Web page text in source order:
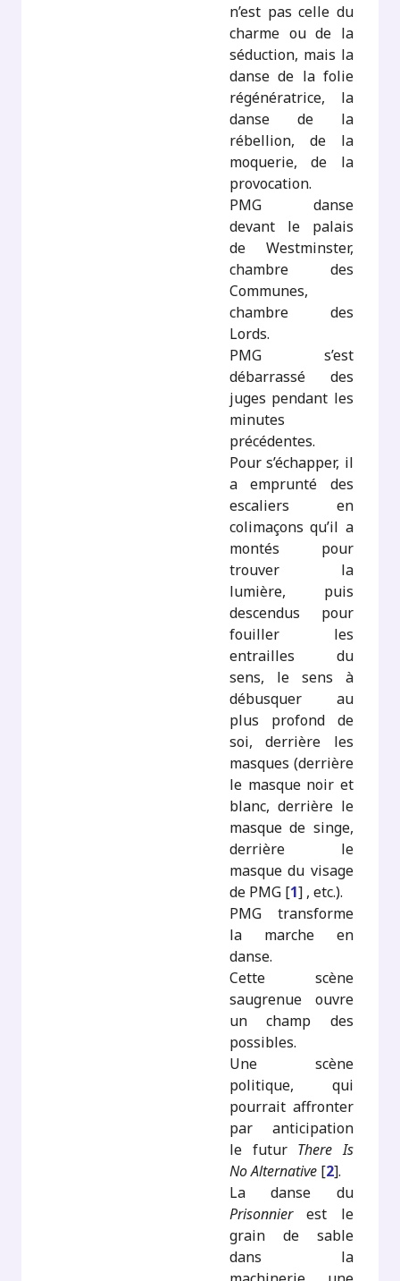
n’est pas celle du
charme ou de la
séduction, mais la
danse de la folie
régénératrice, la
danse de la
rébellion, de la
moquerie, de la
provocation.
PMG danse
devant le palais
de Westminster,
chambre des
Communes,
chambre des
Lords.
PMG s’est
débarrassé des
juges pendant les
minutes
précédentes.
Pour s’échapper, il
a emprunté des
escaliers en
colimaçons qu’il a
montés pour
trouver la
lumière, puis
descendus pour
fouiller les
entrailles du
sens, le sens à
débusquer au
plus profond de
soi, derrière les
masques (derrière
le masque noir et
blanc, derrière le
masque de singe,
derrière le
masque du visage
de PMG [1] , etc.).
PMG transforme
la marche en
danse.
Cette scène
saugrenue ouvre
un champ des
possibles.
Une scène
politique, qui
pourrait affronter
par anticipation
le futur There Is
No Alternative [2].
La danse du
Prisonnierest le
grain de sable
dans la